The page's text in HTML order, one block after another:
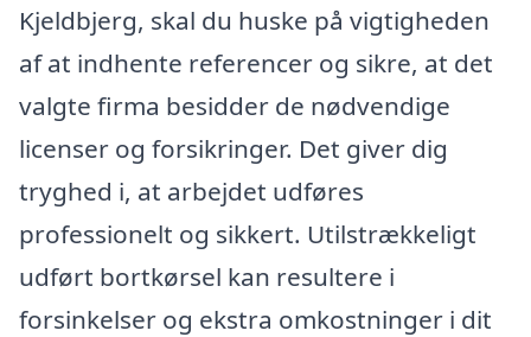
Kjeldbjerg, skal du huske på vigtigheden
af at indhente referencer og sikre, at det
valgte firma besidder de nødvendige
licenser og forsikringer. Det giver dig
tryghed i, at arbejdet udføres
professionelt og sikkert. Utilstrækkeligt
udført bortkørsel kan resultere i
forsinkelser og ekstra omkostninger i dit